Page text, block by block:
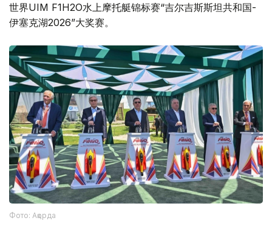
世界UIM F1H2O水上摩托艇锦标赛“吉尔吉斯斯坦共和国-
伊塞克湖2026”大奖赛。
Фото: Ақорда